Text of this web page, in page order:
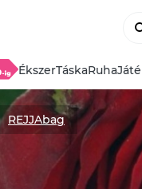
ÉkszerTáskaRuha
REJJAbag